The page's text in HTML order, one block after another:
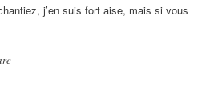
j’en suis fort aise, mais si vous